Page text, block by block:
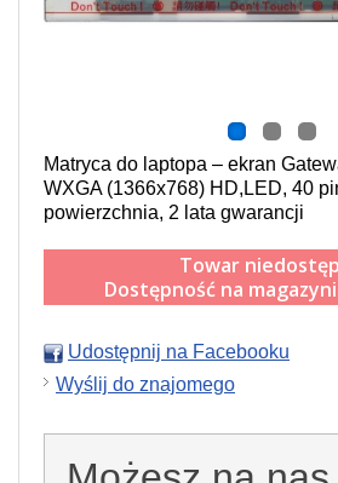
Matryca do laptopa – ekran
WXGA (1366x768) HD,LED, 40
powierzchnia, 2 lata gwarancji
Towar
Dostępność na
Udostępnij na Facebooku
Wyślij do znajomego